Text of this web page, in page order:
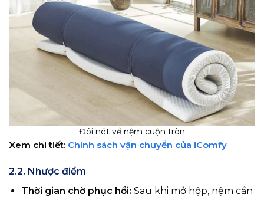
Đôi nét về nệm cuộn tròn
Xem chi tiết: Chính sách vận chuyển của iComfy
2.2. Nhược điểm
Thời gian chờ phục hồi: Sau khi mở hộp, nệm cần